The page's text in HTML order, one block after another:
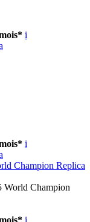
i
i
Champion Replica
World Champion
i